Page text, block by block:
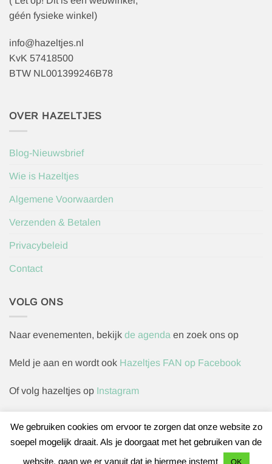
géén fysieke winkel)
info@hazeltjes.nl
KvK 57418500
BTW NL001399246B78
OVER HAZELTJES
Blog-Nieuwsbrief
Wie is Hazeltjes
Algemene Voorwaarden
Verzenden & Betalen
Privacybeleid
Contact
VOLG ONS
Naar evenementen, bekijk de agenda en zoek ons op
Meld je aan en wordt ook Hazeltjes FAN op Facebook
Of volg hazeltjes op Instagram
Herroepingsverzoek indienen
We gebruiken cookies om ervoor te zorgen dat onze website zo
soepel mogelijk draait. Als je doorgaat met het gebruiken van de
website, gaan we er vanuit dat je hiermee instemt
OK